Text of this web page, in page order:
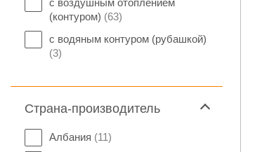
с воздушным отоплением
(контуром) (63)
с водяным контуром (рубашкой)
(3)
Страна-производитель
Албания (11)